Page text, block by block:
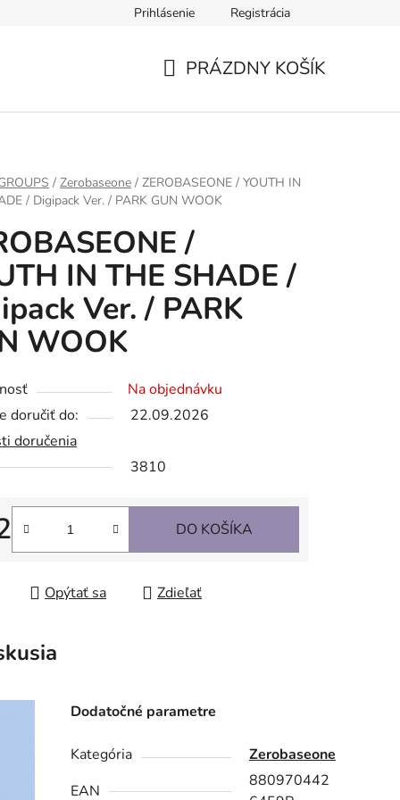
Prihlásenie Registrácia
PRÁZDNY KOŠÍK
/ Zerobaseone / ZEROBASEONE / YOUTH IN
/ Digipack Ver. / PARK GUN WOOK
/
IN THE SHADE /
Ver. / PARK
WOOK
Na objednávku
doručiť do:
22.09.2026
doručenia
3810
cena:
DO KOŠÍKA
Opýtať sa Zdieľať
Dodatočné parametre
Kategória
Zerobaseone
EAN
880970442